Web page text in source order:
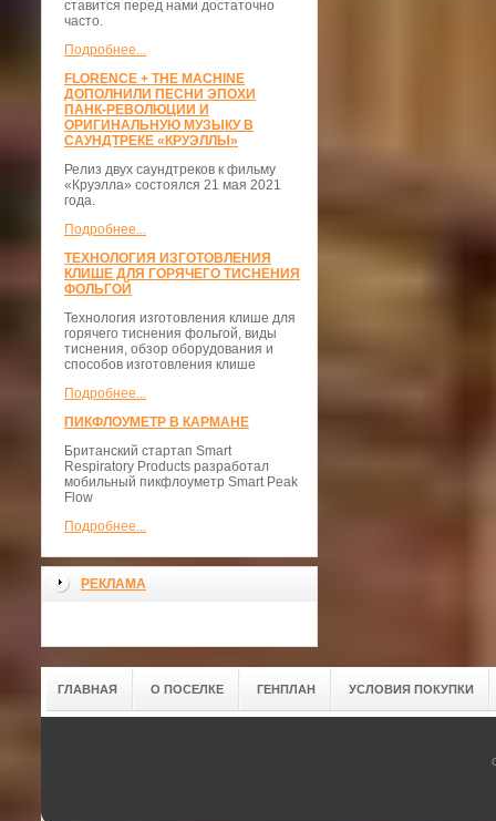
ставится перед нами достаточно
часто.
Подробнее...
FLORENCE + THE MACHINE
ДОПОЛНИЛИ ПЕСНИ ЭПОХИ
ПАНК-РЕВОЛЮЦИИ И
ОРИГИНАЛЬНУЮ МУЗЫКУ В
САУНДТРЕКЕ «КРУЭЛЛЫ»
Релиз двух саундтреков к фильму
«Круэлла» состоялся 21 мая 2021
года.
Подробнее...
ТЕХНОЛОГИЯ ИЗГОТОВЛЕНИЯ
КЛИШЕ ДЛЯ ГОРЯЧЕГО ТИСНЕНИЯ
ФОЛЬГОЙ
Технология изготовления клише для
горячего тиснения фольгой, виды
тиснения, обзор оборудования и
способов изготовления клише
Подробнее...
ПИКФЛОУМЕТР В КАРМАНЕ
Британский стартап Smart
Respiratory Products разработал
мобильный пикфлоуметр Smart Peak
Flow
Подробнее...
РЕКЛАМА
ГЛАВНАЯ О ПОСЕЛКЕ ГЕНПЛАН УСЛОВИЯ ПОКУПКИ